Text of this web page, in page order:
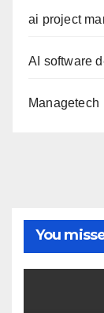
ai project
AI software
Managetech
You